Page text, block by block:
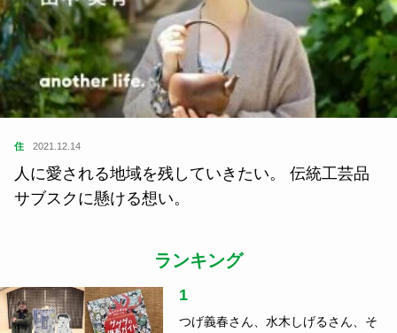
福島県福島市「温湯」あなたは読める？由来とおす
すめスポットをご紹介！